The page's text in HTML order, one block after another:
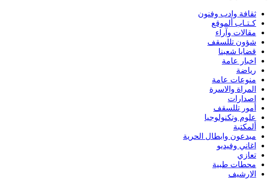
ثقافة وادب وفنون
كـتـاب ألموقع
مقالات وآراء
شؤون تللسقف
قضايا شعبنا
اخبار عامة
رياضة
منوعات عامة
المراة والاسرة
اصدارات
أمور تللسقف
علوم وتكنولوجيا
ألمكتبة
مبدعون وابطال الحرية
اغاني وفيديو
تعازي
محطات طبية
الارشيف